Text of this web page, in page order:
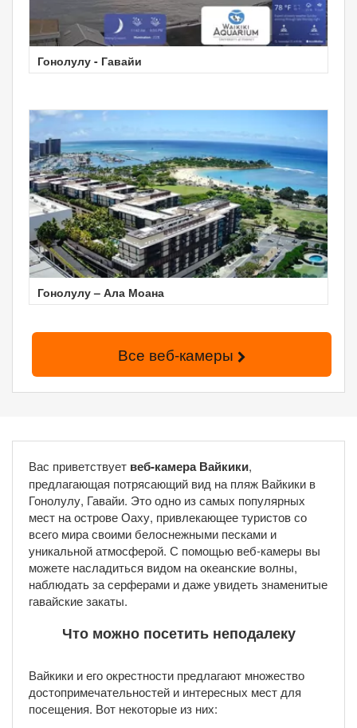
Гонолулу - Гавайи
Гонолулу – Ала Моана
Все веб-камеры
Вас приветствует веб-камера Вайкики,
предлагающая потрясающий вид на пляж Вайкики в
Гонолулу, Гавайи. Это одно из самых популярных
мест на острове Оаху, привлекающее туристов со
всего мира своими белоснежными песками и
уникальной атмосферой. С помощью веб-камеры вы
можете насладиться видом на океанские волны,
наблюдать за серферами и даже увидеть знаменитые
гавайские закаты.
Что можно посетить неподалеку
Вайкики и его окрестности предлагают множество
достопримечательностей и интересных мест для
посещения. Вот некоторые из них: